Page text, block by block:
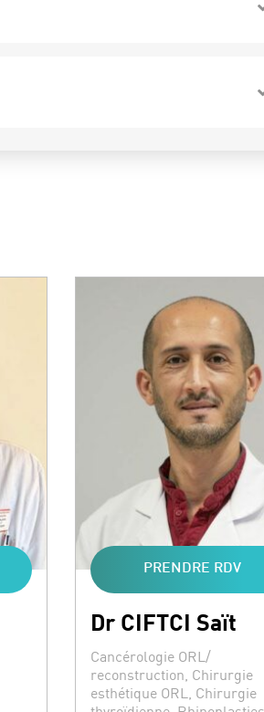
Dr CIFTCI Saït
Spécialités :
Cancérologie ORL/
reconstruction, Chirurgie
esthétique ORL, Chirurgie
PRENDRE RDV